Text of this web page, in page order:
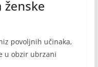
ženske
povoljnih učinaka,
u obzir ubrzani